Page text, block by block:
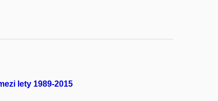
lety 1989-2015